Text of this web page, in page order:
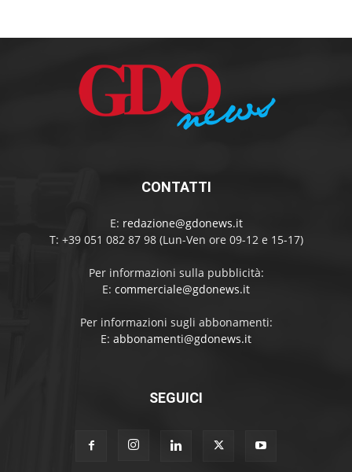
CONTATTI
E: redazione@gdonews.it
T: +39 051 082 87 98 (Lun-Ven ore 09-12 e 15-17)
Per informazioni sulla pubblicità:
E: commerciale@gdonews.it
Per informazioni sugli abbonamenti:
E: abbonamenti@gdonews.it
SEGUICI